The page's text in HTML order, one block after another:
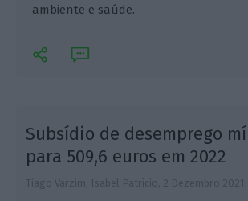
ambiente e saúde.
Subsídio de desemprego
para 509,6 euros em 2022
Tiago Varzim, Isabel Patrício, 2 Dezembro 2021